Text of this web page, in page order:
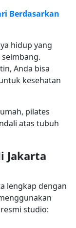
Berdasarkan
hidup yang
Anda bisa
kesehatan
pilates
atas tubuh
Jakarta
lengkap dengan
studio: